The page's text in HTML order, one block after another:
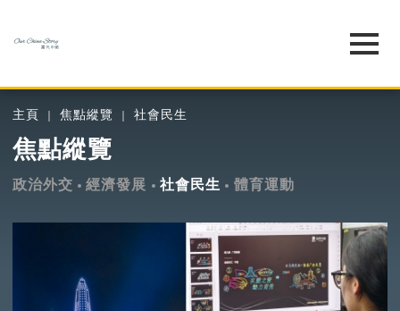
主頁 焦點縱覽 社會民生
焦點縱覽
政治外交 經濟發展 社會民生 體育運動